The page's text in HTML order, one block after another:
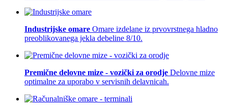
Industrijske omare Omare izdelane iz prvovrstnega hladno
preoblikovanega jekla debeline 8/10.
Premične delovne mize - vozički za orodje Delovne mize
optimalne za uporabo v servisnih delavnicah.